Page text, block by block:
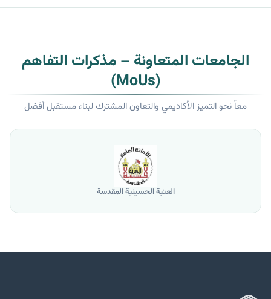
الجامعات المتعاونة – مذكرات التفاهم
(MoUs)
معاً نحو التميز الأكاديمي والتعاون المشترك لبناء مستقبل أفضل